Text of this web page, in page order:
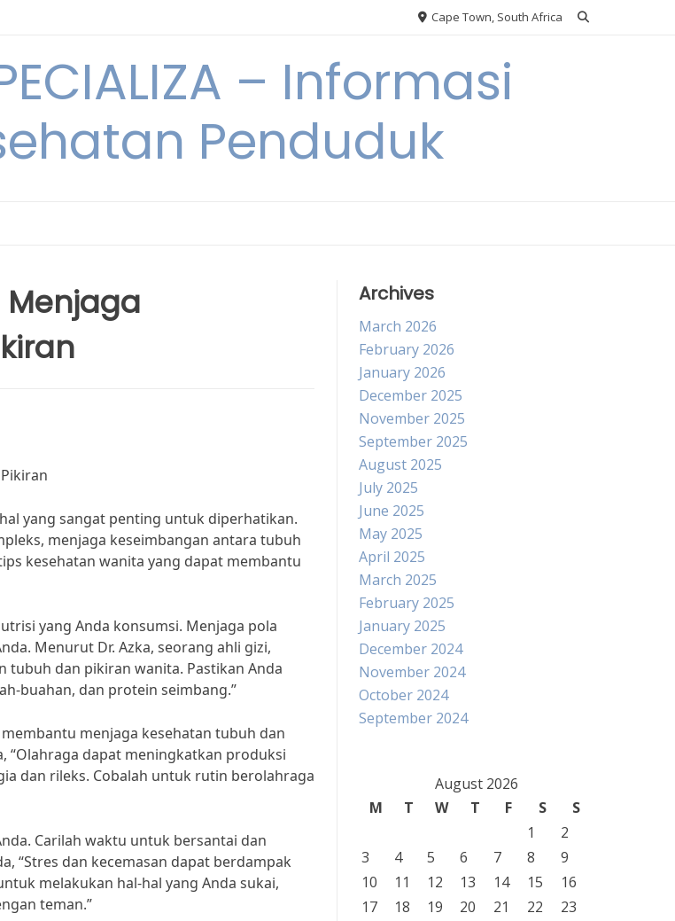
Cape Town, South Africa
– Informasi
Penduduk
Menjaga
yang sangat penting untuk diperhatikan.
menjaga keseimbangan antara tubuh
kesehatan wanita yang dapat membantu
yang Anda konsumsi. Menjaga pola
Menurut Dr. Azka, seorang ahli gizi,
tubuh dan pikiran wanita. Pastikan Anda
buahan, dan protein seimbang.”
menjaga kesehatan tubuh dan
“Olahraga dapat meningkatkan produksi
dan rileks. Cobalah untuk rutin berolahraga
Carilah waktu untuk bersantai dan
“Stres dan kecemasan dapat berdampak
melakukan hal-hal yang Anda sukai,
teman.”
Archives
March 2026
February 2026
January 2026
December 2025
November 2025
September 2025
August 2025
July 2025
June 2025
May 2025
April 2025
March 2025
February 2025
January 2025
December 2024
November 2024
October 2024
September 2024
August 2026
M
T W T F S
S
1
2
3
4 5 6 7 8
9
10
11 12 13 14 15
16
17
18 19 20 21 22
23